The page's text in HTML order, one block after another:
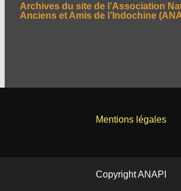
rArchives du site de l’Association
Anciens et Amis de l’Indochine
Mentions légales
Copyright ANAPI